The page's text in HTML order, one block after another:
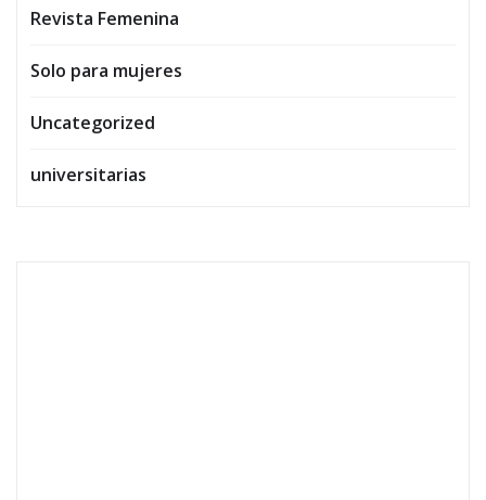
Revista Femenina
Solo para mujeres
Uncategorized
universitarias